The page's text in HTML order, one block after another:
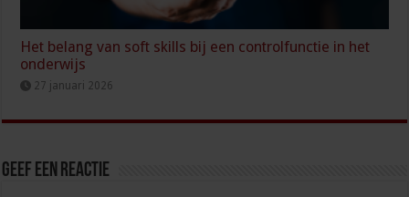
Het belang van soft skills bij een controlfunctie in het
onderwijs
27 januari 2026
Geef een reactie